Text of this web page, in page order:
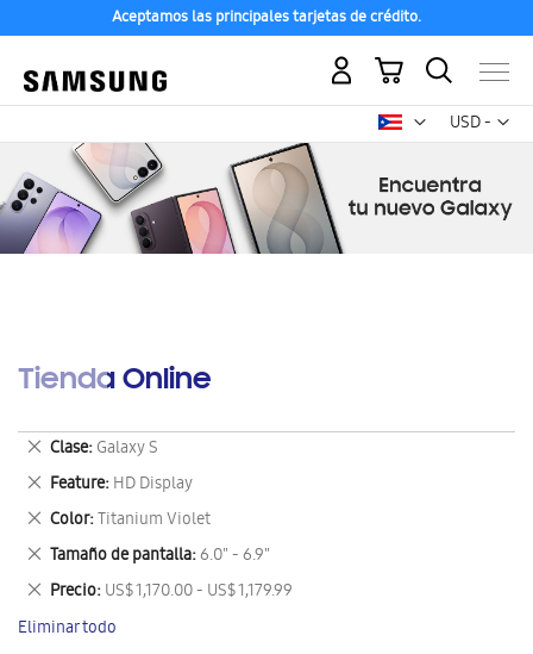
Aceptamos las principales tarjetas de crédito.
USD -
dólar
Mi carrito
Tienda Online
Clase Galaxy S
Eliminar
este
artículo
Feature HD Display
Eliminar
este
artículo
Color Titanium Violet
Eliminar
este
artículo
Tamaño de pantalla 6.0" - 6.9"
Eliminar
este
artículo
Precio US$ 1,170.00 - US$ 1,179.99
Eliminar
este
artículo
Eliminar todo